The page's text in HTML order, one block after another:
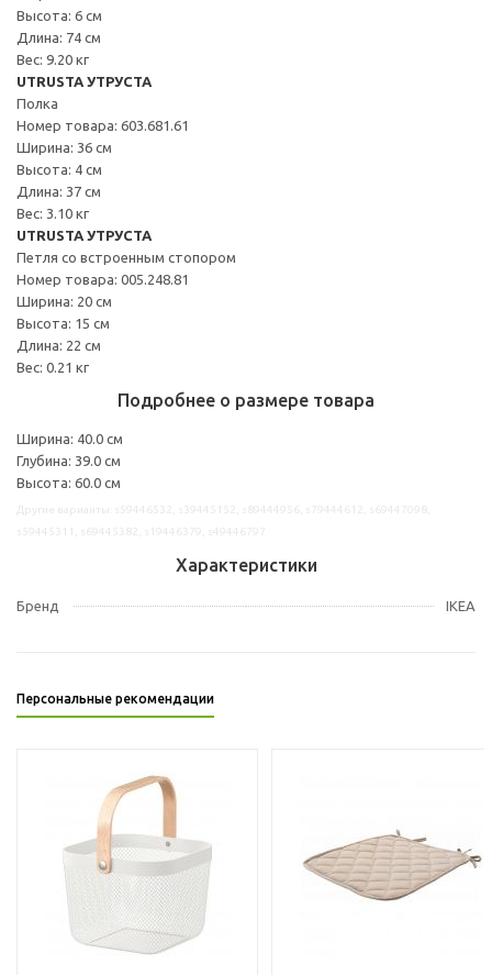
Высота: 6 см
Длина: 74 см
Вес: 9.20 кг
UTRUSTA УТРУСТА
Полка
Номер товара: 603.681.61
Ширина: 36 см
Высота: 4 см
Длина: 37 см
Вес: 3.10 кг
UTRUSTA УТРУСТА
Петля со встроенным стопором
Номер товара: 005.248.81
Ширина: 20 см
Высота: 15 см
Длина: 22 см
Вес: 0.21 кг
Подробнее о размере товара
Ширина: 40.0 см
Глубина: 39.0 см
Высота: 60.0 см
Характеристики
Бренд IKEA
Персональные рекомендации